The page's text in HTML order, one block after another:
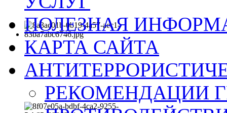
ПОЛЕЗНАЯ
КАРТА САЙТА
РЕКОМЕНДАЦИИ